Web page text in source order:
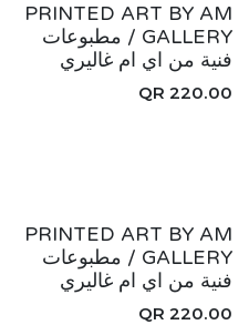
جديد!
PRINTED ART BY AM
GALLERY / مطبوعات
فنية من اي ام غاليري
220.00
جديد!
PRINTED ART BY AM
GALLERY / مطبوعات
فنية من اي ام غاليري
220.00